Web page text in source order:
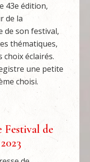
43e édition,
de la
son festival,
thématiques,
éclairés.
une petite
choisi.
Festival de